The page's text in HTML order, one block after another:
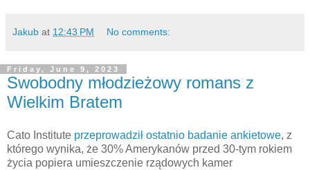
Jakub at 12:43 PM No comments:
Friday, June 9, 2023
Swobodny młodzieżowy romans z
Wielkim Bratem
Cato Institute przeprowadził ostatnio badanie ankietowe, z
którego wynika, że 30% Amerykanów przed 30-tym rokiem
życia popiera umieszczenie rządowych kamer